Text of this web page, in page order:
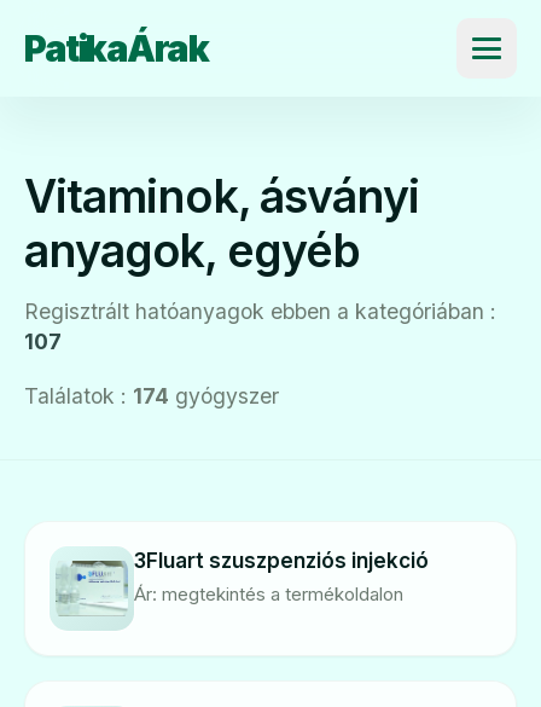
PatikaÁrak
Vitaminok, ásványi
anyagok, egyéb
Regisztrált hatóanyagok ebben a kategóriában :
107
Találatok : 174 gyógyszer
3Fluart szuszpenziós injekció
Ár: megtekintés a termékoldalon